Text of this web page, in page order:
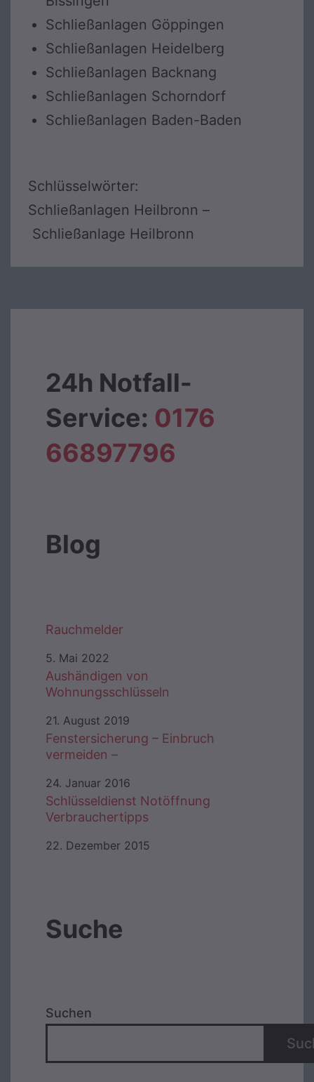
Schließanlagen Göppingen
Schließanlagen Heidelberg
Schließanlagen Backnang
Schließanlagen Schorndorf
Schließanlagen Baden-Baden
Schlüsselwörter:
Schließanlagen Heilbronn –
Schließanlage Heilbronn
24h Notfall-
Service: 0176
66897796‬
Blog
Rauchmelder
5. Mai 2022
Aushändigen von
Wohnungsschlüsseln
21. August 2019
Fenstersicherung – Einbruch
vermeiden –
24. Januar 2016
Schlüsseldienst Notöffnung
Verbrauchertipps
22. Dezember 2015
Suche
Suchen